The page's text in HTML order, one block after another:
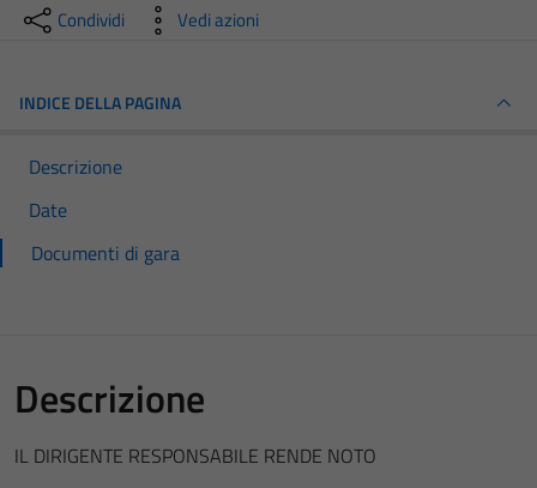
Condividi Vedi azioni
INDICE DELLA PAGINA
Descrizione
Date
Documenti di gara
Descrizione
IL DIRIGENTE RESPONSABILE RENDE NOTO